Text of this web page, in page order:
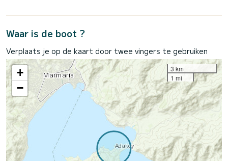
Waar is de boot ?
Verplaats je op de kaart door twee vingers te gebruiken
+
−
3 km
1 mi